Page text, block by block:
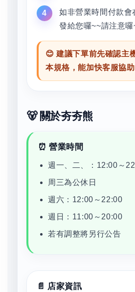
如非營業時間付款會
發給您囉~~請注意
😊 建議下單前先確認主
本規格，能加快客服協助
🐻 關於夯夯熊
⏰ 營業時間
週一、二、：12:00～
周三為公休日
週六：12:00～22:00
週日：11:00～20:00
若有調整將另行公告
📄 店家資訊